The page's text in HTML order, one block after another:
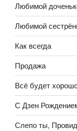
Любимой
Любимой
Как всегда
Продажа
Всё будет
С Дзен
Слепо ты,